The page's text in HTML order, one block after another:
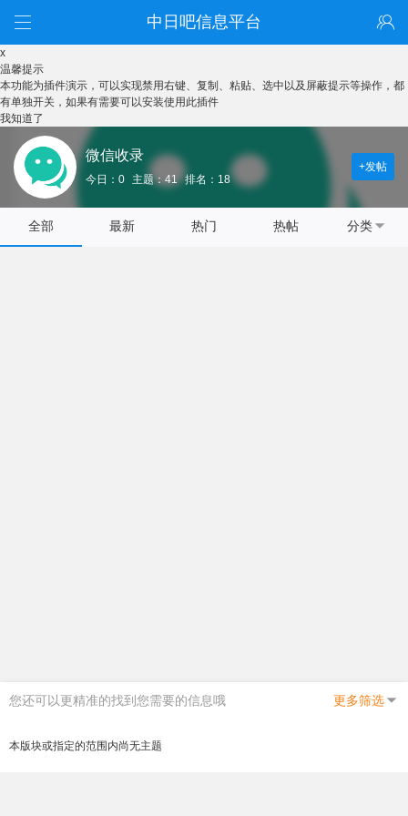
中日吧信息平台
x
温馨提示
本功能为插件演示，可以实现禁用右键、复制、粘贴、选中以及屏蔽提示等操作，都
有单独开关，如果有需要可以安装使用此插件
我知道了
微信收录
今日：0 主题：41 排名：18
+发帖
全部 最新 热门 热帖 分类
您还可以更精准的找到您需要的信息哦 更多筛选
本版块或指定的范围内尚无主题